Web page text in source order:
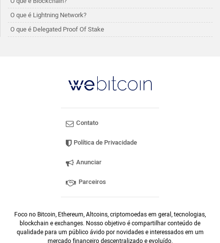
O que é Lightning Network?
O que é Delegated Proof Of Stake
Contato
Política de Privacidade
Anunciar
Parceiros
Foco no Bitcoin, Ethereum, Altcoins, criptomoedas em geral, tecnologias,
blockchain e exchanges. Nosso objetivo é compartilhar conteúdo de
qualidade para um público ávido por novidades e interessados em um
mercado financeiro descentralizado e evoluído.